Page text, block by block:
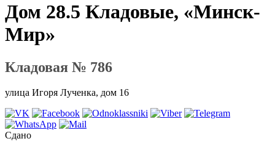
Дом 28.5 Кладовые, «Минск-
Мир»
Кладовая № 786
улица Игоря Лученка, дом 16
Сдано